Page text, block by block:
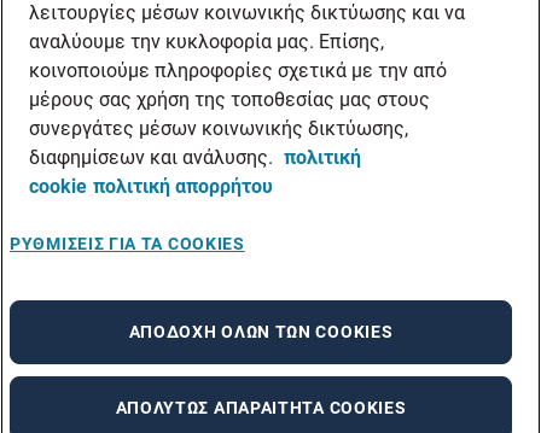
λειτουργίες μέσων κοινωνικής δικτύωσης και να
αναλύουμε την κυκλοφορία μας. Επίσης,
κοινοποιούμε πληροφορίες σχετικά με την από
μέρους σας χρήση της τοποθεσίας μας στους
συνεργάτες μέσων κοινωνικής δικτύωσης,
διαφημίσεων και ανάλυσης. πολιτική
cookie πολιτική απορρήτου
ΡΥΘΜΊΣΕΙΣ ΓΙΑ ΤΑ COOKIES
ΑΠΟΛΎΤΩΣ ΑΠΑΡΑΊΤΗΤΑ COOKIES
ΑΠΟΔΟΧΉ ΌΛΩΝ ΤΩΝ COOKIES